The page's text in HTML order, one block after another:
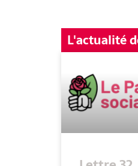
L'actualité